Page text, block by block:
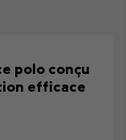
polo conçu
efficace